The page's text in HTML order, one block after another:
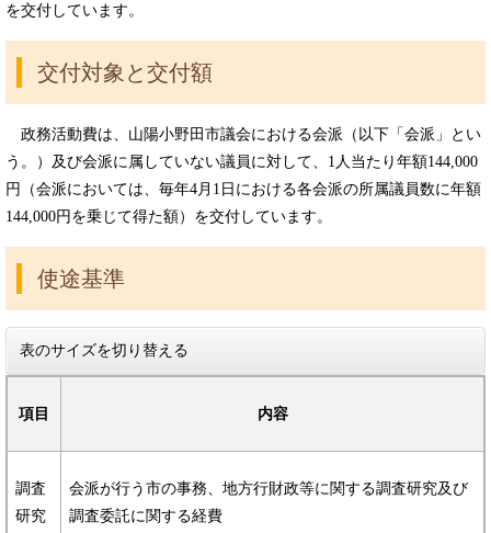
を交付しています。
交付対象と交付額
政務活動費は、山陽小野田市議会における会派（以下「会派」とい
う。）及び会派に属していない議員に対して、1人当たり年額144,000
円（会派においては、毎年4月1日における各会派の所属議員数に年額
144,000円を乗じて得た額）を交付しています。
使途基準
表のサイズを切り替える
項目 内容
調査
研究
会派が行う市の事務、地方行財政等に関する調査研究及び
調査委託に関する経費